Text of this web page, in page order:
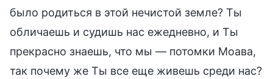
было родиться в этой нечистой земле? Ты
обличаешь и судишь нас ежедневно, и Ты
прекрасно знаешь, что мы — потомки Моава,
так почему же Ты все еще живешь среди нас?